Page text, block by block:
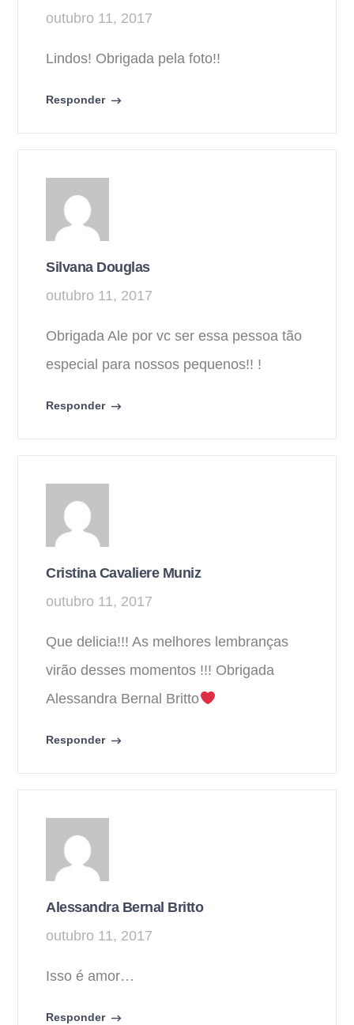
outubro 11, 2017
Lindos! Obrigada pela foto!!
Responder
Silvana Douglas
outubro 11, 2017
Obrigada Ale por vc ser essa pessoa tão
especial para nossos pequenos!! !
Responder
Cristina Cavaliere Muniz
outubro 11, 2017
Que delicia!!! As melhores lembranças
virão desses momentos !!! Obrigada
Alessandra Bernal Britto
Responder
Alessandra Bernal Britto
outubro 11, 2017
Isso é amor…
Responder